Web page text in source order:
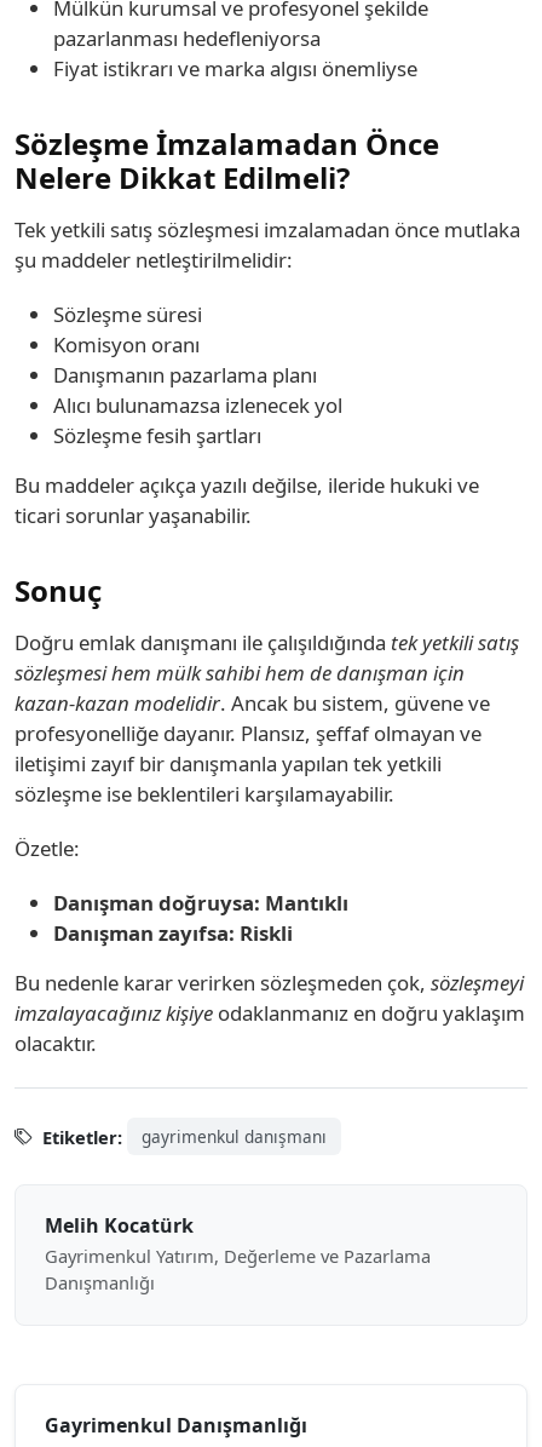
Mülkün kurumsal ve profesyonel şekilde
pazarlanması hedefleniyorsa
Fiyat istikrarı ve marka algısı önemliyse
Sözleşme İmzalamadan Önce
Nelere Dikkat Edilmeli?
Tek yetkili satış sözleşmesi imzalamadan önce mutlaka
şu maddeler netleştirilmelidir:
Sözleşme süresi
Komisyon oranı
Danışmanın pazarlama planı
Alıcı bulunamazsa izlenecek yol
Sözleşme fesih şartları
Bu maddeler açıkça yazılı değilse, ileride hukuki ve
ticari sorunlar yaşanabilir.
Sonuç
Doğru emlak danışmanı ile çalışıldığında tek yetkili satış
sözleşmesi hem mülk sahibi hem de danışman için
kazan-kazan modelidir. Ancak bu sistem, güvene ve
profesyonelliğe dayanır. Plansız, şeffaf olmayan ve
iletişimi zayıf bir danışmanla yapılan tek yetkili
sözleşme ise beklentileri karşılamayabilir.
Özetle:
Danışman doğruysa: Mantıklı
Danışman zayıfsa: Riskli
Bu nedenle karar verirken sözleşmeden çok, sözleşmeyi
imzalayacağınız kişiye odaklanmanız en doğru yaklaşım
olacaktır.
Etiketler: gayrimenkul danışmanı
Melih Kocatürk
Gayrimenkul Yatırım, Değerleme ve Pazarlama
Danışmanlığı
Gayrimenkul Danışmanlığı